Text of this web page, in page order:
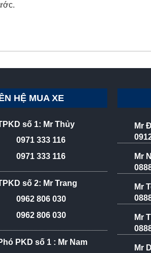
HỆ MUA XE
số 1: Mr Thủy
0971 333 116
0971 333 116
số 2: Mr Trang
0962 806 030
0962 806 030
PKD số 1 : Mr Nam
Mr
Mr
Mr
Mr
Mr